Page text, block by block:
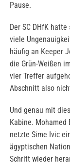
Pause.
Der SC DHfK
viele
häufig an Keeper
die Grün-Weißen
vier Treffer
Abschnitt also
Und genau mit
Kabine. Mohamed
netzte Sime Ivic
ägyptischen
Schritt wieder